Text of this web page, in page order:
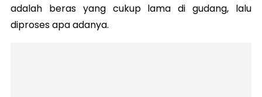
adalah beras yang cukup lama di gudang, lalu
diproses apa adanya.